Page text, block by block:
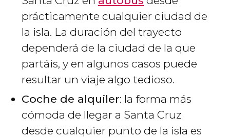
prácticamente cualquier ciudad de
la isla. La duración del trayecto
dependerá de la ciudad de la que
partáis, y en algunos casos puede
resultar un viaje algo tedioso.
Coche de alquiler: la forma más
cómoda de llegar a Santa Cruz
desde cualquier punto de la isla es